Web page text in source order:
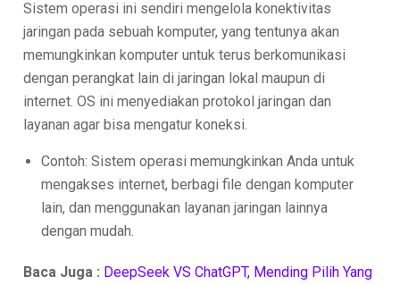
Sistem operasi ini sendiri mengelola konektivitas
jaringan pada sebuah komputer, yang tentunya akan
memungkinkan komputer untuk terus berkomunikasi
dengan perangkat lain di jaringan lokal maupun di
internet. OS ini menyediakan protokol jaringan dan
layanan agar bisa mengatur koneksi.
Contoh: Sistem operasi memungkinkan Anda untuk
mengakses internet, berbagi file dengan komputer
lain, dan menggunakan layanan jaringan lainnya
dengan mudah.
Baca Juga : DeepSeek VS ChatGPT, Mending Pilih Yang